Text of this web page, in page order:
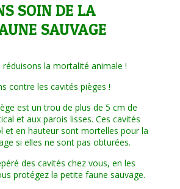
SOIN DE LA
SAUVAGE
réduisons la mortalité animale !
contre les cavités pièges !
est un trou de plus de 5 cm de
et aux parois lisses. Ces cavités
et en hauteur sont mortelles pour la
si elles ne sont pas obturées.
des cavités chez vous, en les
protégez la petite faune sauvage.